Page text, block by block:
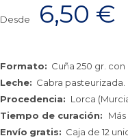
Desde 6,50 €
Formato: Cuña 250 gr. con
Leche: Cabra pasteurizada.
Procedencia: Lorca
Tiempo de curación:
Envío gratis: Caja de 12